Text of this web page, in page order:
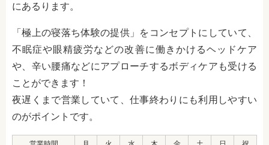
にあるります。
「極上の寝落ち体験の提供」をコンセプトにしていて、
不眠症や眼精疲労などの改善に働きかけるヘッドケア
や、辛い腰痛などにアプローチするボディケアも受ける
ことができます！
夜遅くまで営業していて、仕事終わりにも利用しやすい
のがポイントです。